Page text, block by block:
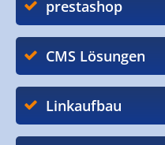
prestashop
CMS Lösungen
Linkaufbau